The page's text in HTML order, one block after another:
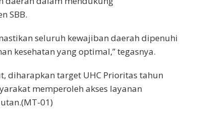
SBB.
seluruh kewajiban daerah dipenuhi
kesehatan yang optimal,” tegasnya.
diharapkan target UHC Prioritas tahun
memperoleh akses layanan
01)